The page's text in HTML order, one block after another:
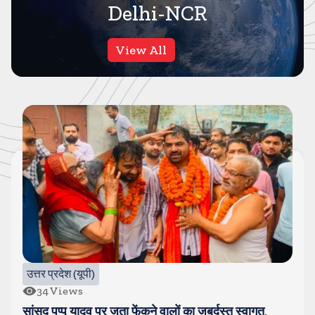
Delhi-NCR
View All
उत्तर प्रदेश (यूपी)
34Views
सांसद पप्पू यादव पर जूता फेंकने वालों का जबर्दस्त स्वागत,